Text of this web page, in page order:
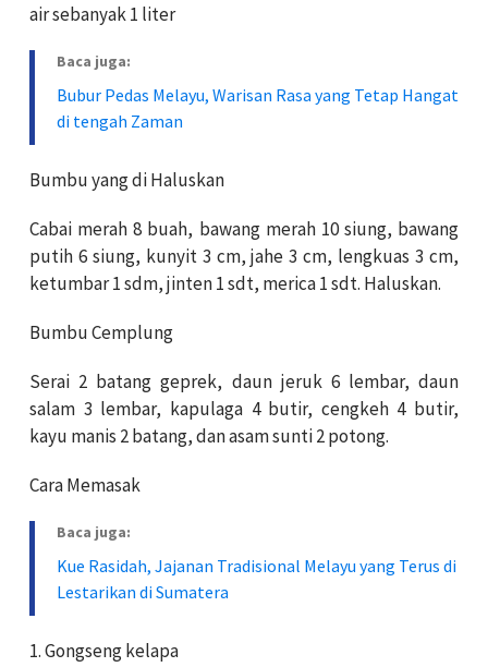
air sebanyak 1 liter
Baca juga:
Bubur Pedas Melayu, Warisan Rasa yang Tetap Hangat
di tengah Zaman
Bumbu yang di Haluskan
Cabai merah 8 buah, bawang merah 10 siung, bawang
putih 6 siung, kunyit 3 cm, jahe 3 cm, lengkuas 3 cm,
ketumbar 1 sdm, jinten 1 sdt, merica 1 sdt. Haluskan.
Bumbu Cemplung
Serai 2 batang geprek, daun jeruk 6 lembar, daun
salam 3 lembar, kapulaga 4 butir, cengkeh 4 butir,
kayu manis 2 batang, dan asam sunti 2 potong.
Cara Memasak
Baca juga:
Kue Rasidah, Jajanan Tradisional Melayu yang Terus di
Lestarikan di Sumatera
1. Gongseng kelapa